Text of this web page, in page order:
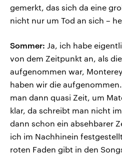
gemerkt, das sich da eine
nicht nur um Tod an sich –
Sommer: Ja, ich habe
von dem Zeitpunkt an, als
aufgenommen war,
haben wir die
man dann quasi Zeit, um
klar, da schreibt man nicht
dann schon ein absehbarer
ich im Nachhinein
roten Faden gibt in den